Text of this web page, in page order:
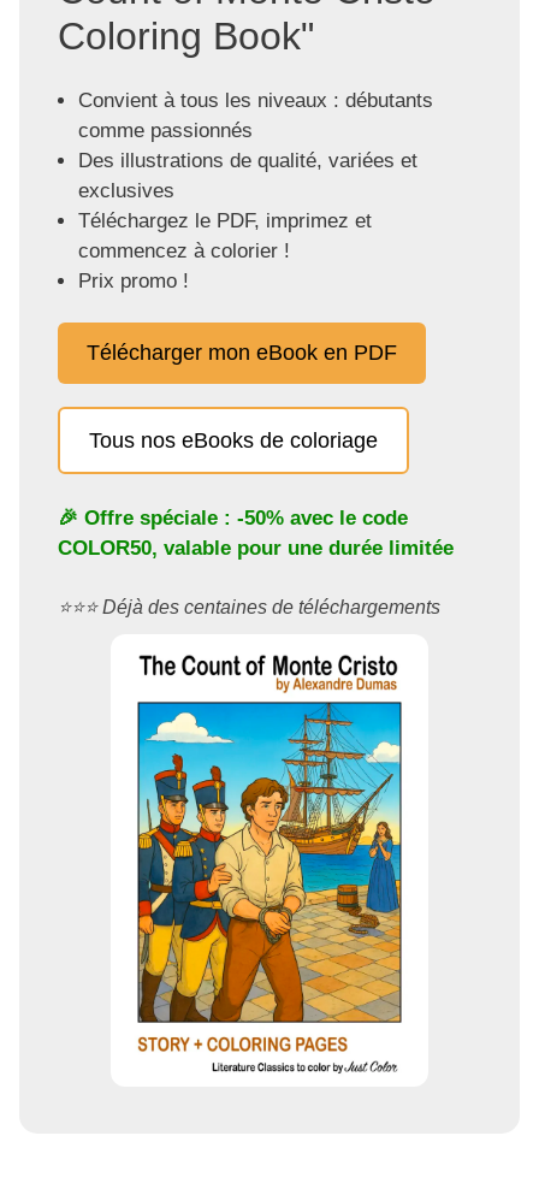
Coloring Book"
Convient à tous les niveaux : débutants
comme passionnés
Des illustrations de qualité, variées et
exclusives
Téléchargez le PDF, imprimez et
commencez à colorier !
Prix promo !
Télécharger mon eBook en PDF
Tous nos eBooks de coloriage
🎉 Offre spéciale : -50% avec le code
COLOR50, valable pour une durée limitée
⭐️⭐️⭐️ Déjà des centaines de téléchargements